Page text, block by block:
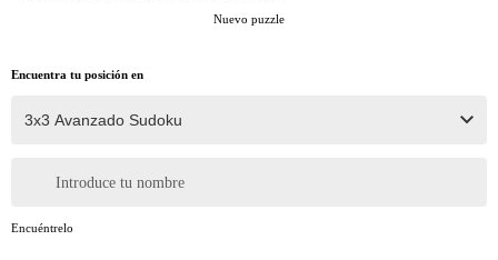
Nuevo puzzle
Encuentra tu posición en
Introduce tu nombre
Encuéntrelo